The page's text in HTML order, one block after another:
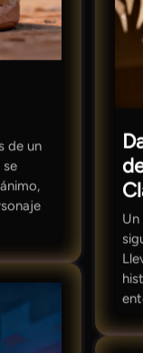
de un